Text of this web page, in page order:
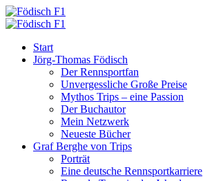
Start
Jörg-Thomas Födisch
Der Rennsportfan
Unvergessliche Große Preise
Mythos Trips – eine Passion
Der Buchautor
Mein Netzwerk
Neueste Bücher
Graf Berghe von Trips
Porträt
Eine deutsche Rennsportkarriere